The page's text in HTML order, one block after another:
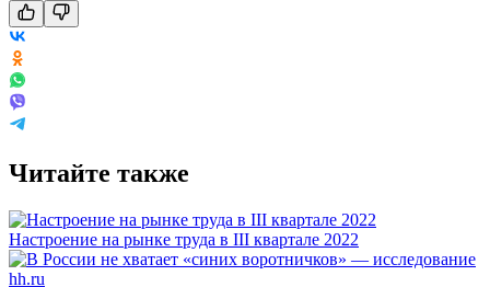
Читайте также
Настроение на рынке труда в III квартале 2022